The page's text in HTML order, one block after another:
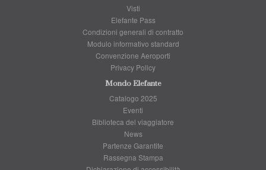
Visti
Elefante Pass
Condizioni generali di contratto
Modulo informativo standard
Convenzione Aeroporti
Privacy Policy
Mondo Elefante
Catalogo 2025
Eventi
Biblioteca del viaggiatore
News
Partenze Garantite
Rassegna Stampa